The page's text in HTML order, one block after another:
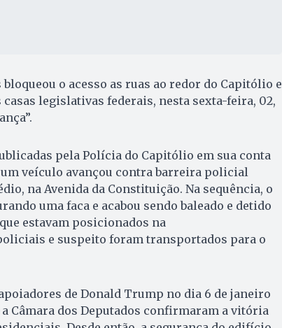
o acesso as ruas ao redor do Capitólio e
casas legislativas federais, nesta sexta-feira, 02,
pela Polícia do Capitólio em sua conta
veículo avançou contra barreira policial
na Avenida da Constituição. Na sequência, o
uma faca e acabou sendo baleado e detido
estavam posicionados na
e suspeito foram transportados para o
de Donald Trump no dia 6 de janeiro
a Câmara dos Deputados confirmaram a vitória